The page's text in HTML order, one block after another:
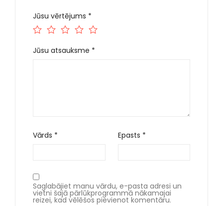
Jūsu vērtējums *
Jūsu atsauksme *
Vārds * Epasts *
Saglabājiet manu vārdu, e-pasta adresi un
vietni šajā pārlūkprogrammā nākamajai
reizei, kad vēlēšos pievienot komentāru.